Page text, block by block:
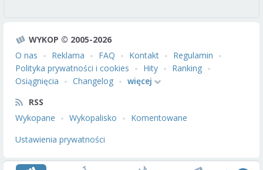
WYKOP © 2005-2026
O nas
Reklama FAQ Kontakt
Regulamin
Polityka prywatności i cookies
Hity
Ranking
Osiągnięcia
Changelog
więcej
RSS
Wykopane
Wykopalisko
Komentowane
Ustawienia prywatności